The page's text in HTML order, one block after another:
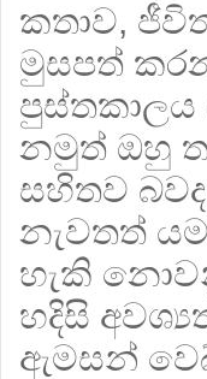
කතාව,
මුසපත්
පුස්තකාලය
නමුත් ඔහු
සහිතව
නැවතත්
හැකි
හදිසි
ඇමසන්